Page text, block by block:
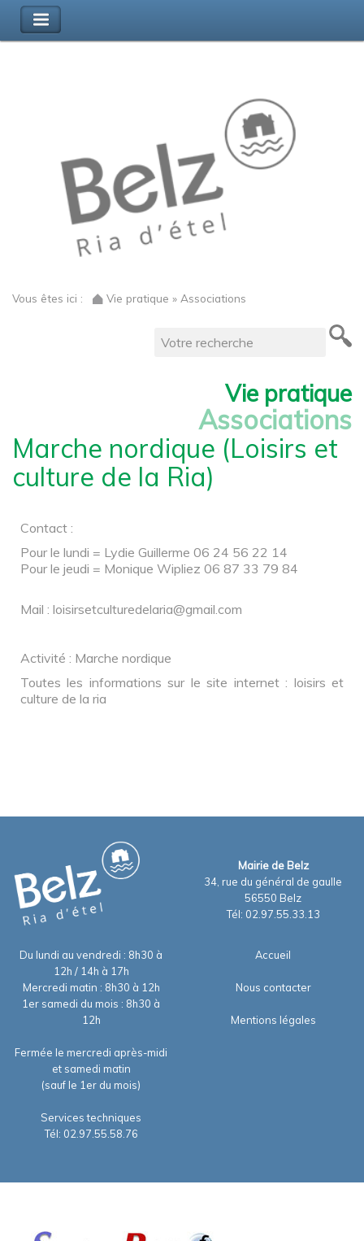
Vous êtes ici : Vie pratique » Associations
Vie pratique
Associations
Marche nordique (Loisirs et
culture de la Ria)
Contact :
Pour le lundi = Lydie Guillerme 06 24 56 22 14
Pour le jeudi = Monique Wipliez 06 87 33 79 84
Mail : loisirsetculturedelaria@gmail.com
Activité : Marche nordique
Toutes les informations sur le site internet : loisirs et
culture de la ria
Mairie de Belz
34, rue du général de gaulle
56550 Belz
Tél: 02.97.55.33.13
Du lundi au vendredi : 8h30 à
12h / 14h à 17h
Mercredi matin : 8h30 à 12h
1er samedi du mois : 8h30 à
12h
Fermée le mercredi après-midi
et samedi matin
(sauf le 1er du mois)
Services techniques
Tél: 02.97.55.58.76
Accueil
Nous contacter
Mentions légales